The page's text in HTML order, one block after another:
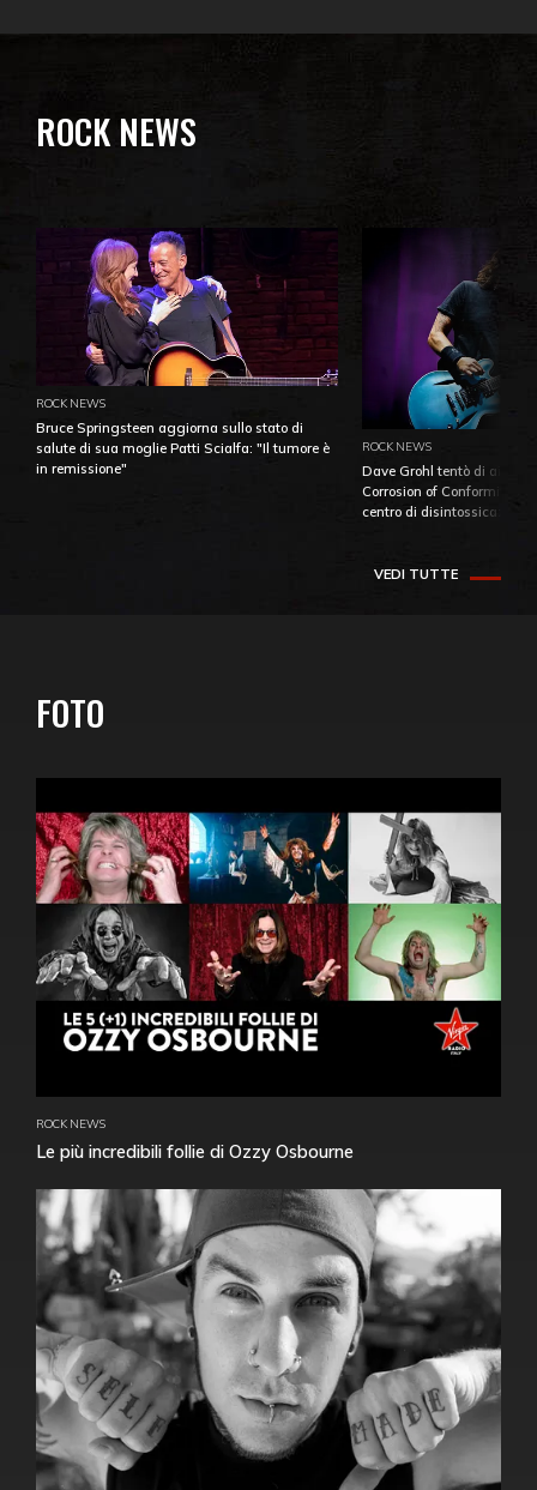
ROCK NEWS
ROCK NEWS
Bruce Springsteen aggiorna sullo stato di
salute di sua moglie Patti Scialfa: "Il tumore è
in remissione"
ROCK NEWS
Dave Grohl tentò di
Corrosion of Conformity
centro di
VEDI TUTTE
FOTO
ROCK NEWS
Le più incredibili follie di Ozzy Osbourne